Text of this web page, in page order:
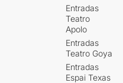
Entradas
Teatro
Apolo
Entradas
Teatro Goya
Entradas
Espai Texas